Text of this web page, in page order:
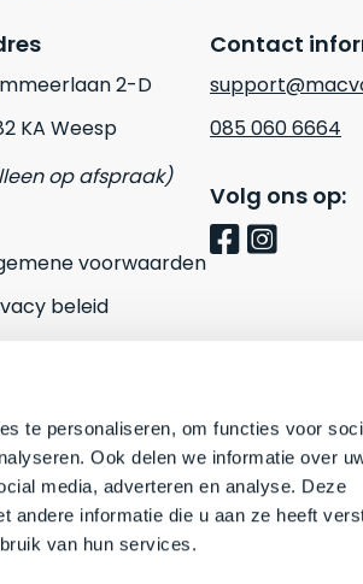
te personaliseren, om functies voor
Ook delen we informatie over
media, adverteren en analyse. Deze
andere informatie die u aan ze heeft
van hun services.
2-D
KA Weesp
op afspraak)
voorwaarden
beleid
Contact
085 060 6664
Volg ons op: